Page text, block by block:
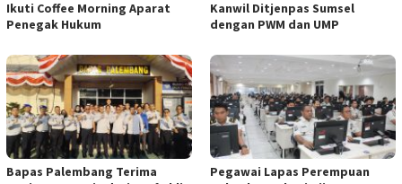
Ikuti Coffee Morning Aparat
Penegak Hukum
Kanwil Ditjenpas Sumsel
dengan PWM dan UMP
Bapas Palembang Terima
Pegawai Lapas Perempuan